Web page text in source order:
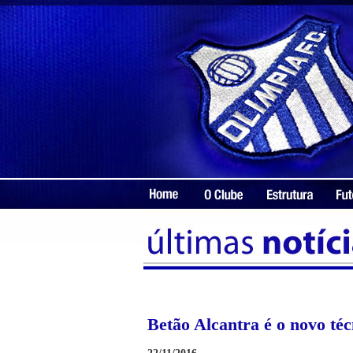
Betão Alcantra é o novo